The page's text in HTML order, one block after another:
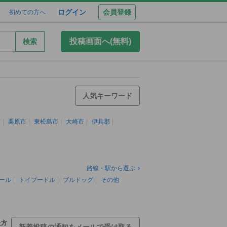
初めての方へ ログイン 会員登録
検索 投稿画面へ(無料)
人気キーワード
栗原市 東松島市 大崎市 伊具郡
路線・駅から選ぶ
ル
トイプードル ブルドッグ その他